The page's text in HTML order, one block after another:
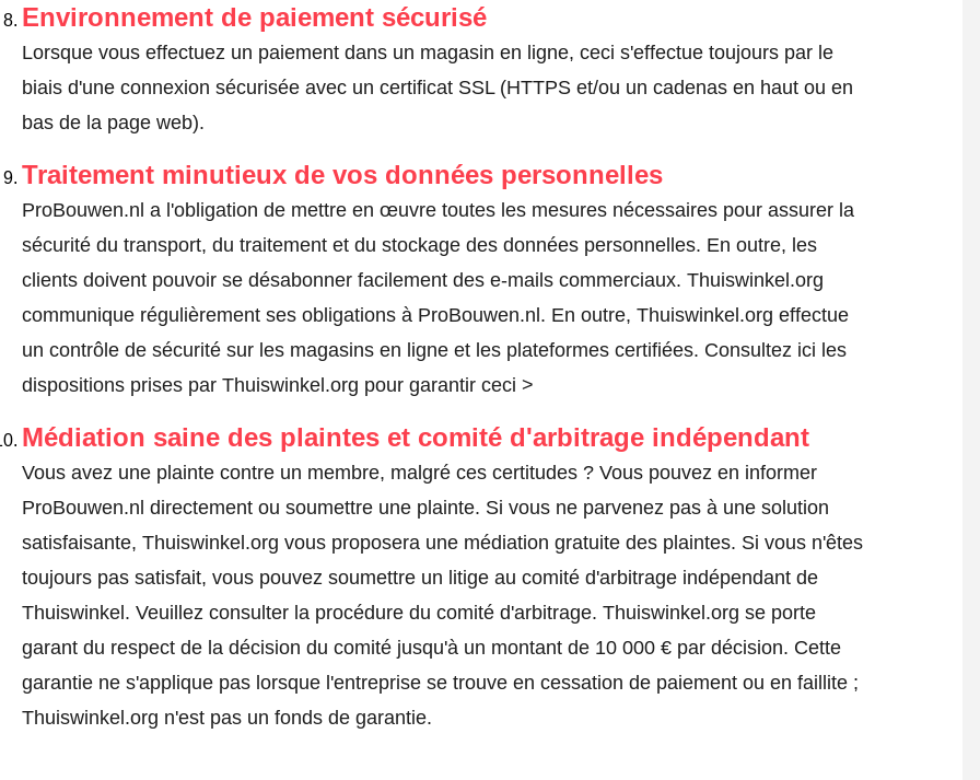
Environnement de paiement sécurisé
Lorsque vous effectuez un paiement dans un magasin en ligne, ceci s'effectue toujours par le
biais d'une connexion sécurisée avec un certificat SSL (HTTPS et/ou un cadenas en haut ou en
bas de la page web).
Traitement minutieux de vos données personnelles
ProBouwen.nl a l'obligation de mettre en œuvre toutes les mesures nécessaires pour assurer la
sécurité du transport, du traitement et du stockage des données personnelles. En outre, les
clients doivent pouvoir se désabonner facilement des e-mails commerciaux. Thuiswinkel.org
communique régulièrement ses obligations à ProBouwen.nl. En outre, Thuiswinkel.org effectue
un contrôle de sécurité sur les magasins en ligne et les plateformes certifiées. Consultez ici les
dispositions prises par Thuiswinkel.org pour garantir ceci >
Médiation saine des plaintes et comité d'arbitrage indépendant
Vous avez une plainte contre un membre, malgré ces certitudes ? Vous pouvez en informer
ProBouwen.nl directement ou soumettre une plainte. Si vous ne parvenez pas à une solution
satisfaisante, Thuiswinkel.org vous proposera une médiation gratuite des plaintes. Si vous n'êtes
toujours pas satisfait, vous pouvez soumettre un litige au comité d'arbitrage indépendant de
Thuiswinkel. Veuillez consulter la procédure du comité d'arbitrage. Thuiswinkel.org se porte
garant du respect de la décision du comité jusqu'à un montant de 10 000 € par décision. Cette
garantie ne s'applique pas lorsque l'entreprise se trouve en cessation de paiement ou en faillite ;
Thuiswinkel.org n'est pas un fonds de garantie.